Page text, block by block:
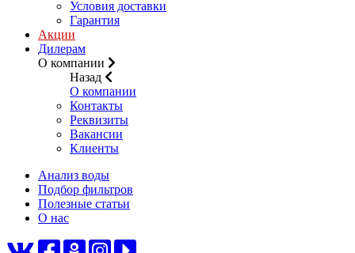
Условия доставки
Гарантия
Акции
Дилерам
О компании
Назад
О компании
Контакты
Реквизиты
Вакансии
Клиенты
Анализ воды
Подбор фильтров
Полезные статьи
О нас